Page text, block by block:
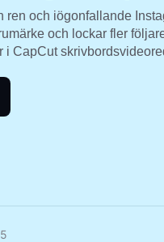
ren och iögonfallande
och lockar fler
i CapCut